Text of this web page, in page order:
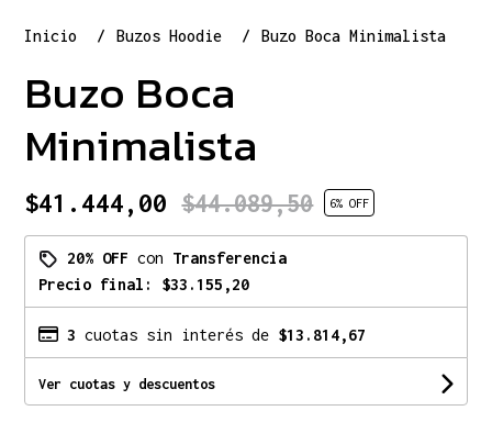
Inicio Buzos Hoodie Buzo Boca Minimalista
Buzo Boca
Minimalista
$41.444,00$44.089,50 6% OFF
20% OFF con Transferencia
Precio final: $33.155,20
3 cuotas sin interés de $13.814,67
Ver cuotas y descuentos